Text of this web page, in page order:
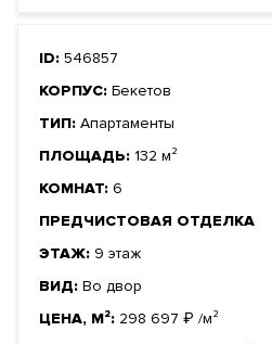
ID: 546857
КОРПУС: Бекетов
ТИП: Апартаменты
ПЛОЩАДЬ: 132 м²
КОМНАТ: 6
ПРЕДЧИСТОВАЯ ОТДЕЛКА
ЭТАЖ: 9 этаж
ВИД: Во двор
ЦЕНА, М²: 298 697 ₽ /м²